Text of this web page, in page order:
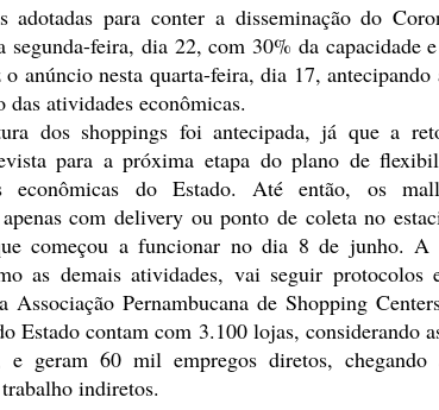
adotadas para conter a disseminação do
segunda-feira, dia 22, com 30% da capacidade
anúncio nesta quarta-feira, dia 17, antecipando
atividades econômicas.
dos shoppings foiantecipada, já que a
para a próxima etapa do plano de
econômicas do Estado. Até então, os
com delivery ou ponto de coleta no
começou a funcionar no dia 8 de junho. A
as demais atividades, vai seguir protocolos
Associação Pernambucana de Shopping
Estado contam com 3.100lojas, considerando
e geram 60 mil empregos diretos,
indiretos.